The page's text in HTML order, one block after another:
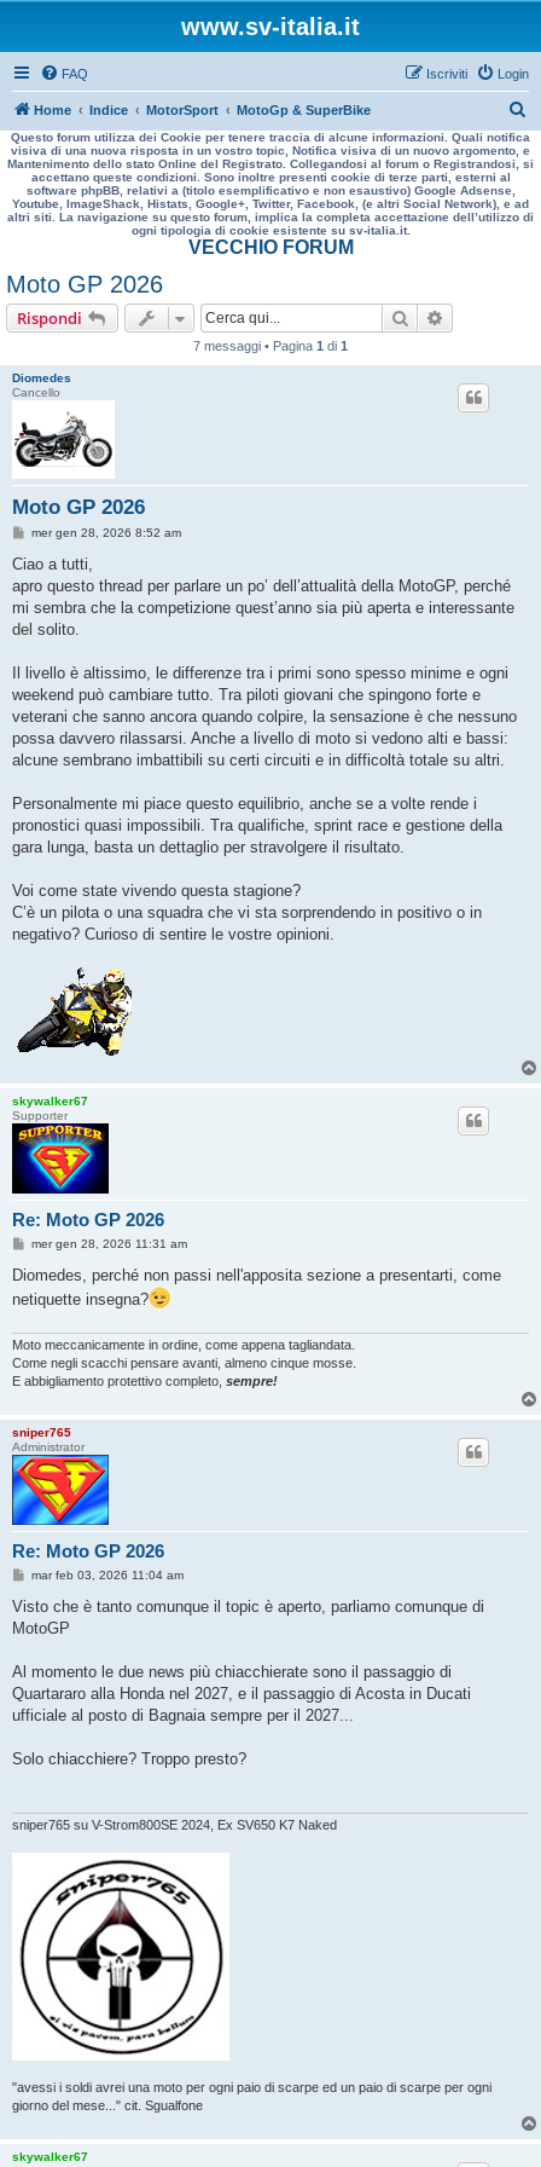
www.sv-italia.it
FAQ Login
Iscriviti
Home Indice MotorSport MotoGp & SuperBike
e
r
a
Questo forum utilizza dei Cookie per tenere traccia di alcune informazioni. Quali notifica
visiva di una nuova risposta in un vostro topic, Notifica visiva di un nuovo argomento, e
Mantenimento dello stato Online del Registrato. Collegandosi al forum o Registrandosi, si
accettano queste condizioni. Sono inoltre presenti cookie di terze parti, esterni al
software phpBB, relativi a (titolo esemplificativo e non esaustivo) Google Adsense,
Youtube, ImageShack, Histats, Google+, Twitter, Facebook, (e altri Social Network), e ad
altri siti. La navigazione su questo forum, implica la completa accettazione dell’utilizzo di
ogni tipologia di cookie esistente su sv-italia.it.
VECCHIO FORUM
Moto GP 2026
Rispondi Cerca
7 messaggi • Pagina 1 di 1
Diomedes
Cancello
Moto GP 2026
M
s
a
g
i
mer gen 28, 2026 8:52 am
Ciao a tutti,
apro questo thread per parlare un po’ dell’attualità della MotoGP, perché
mi sembra che la competizione quest’anno sia più aperta e interessante
del solito.
Il livello è altissimo, le differenze tra i primi sono spesso minime e ogni
weekend può cambiare tutto. Tra piloti giovani che spingono forte e
veterani che sanno ancora quando colpire, la sensazione è che nessuno
possa davvero rilassarsi. Anche a livello di moto si vedono alti e bassi:
alcune sembrano imbattibili su certi circuiti e in difficoltà totale su altri.
Personalmente mi piace questo equilibrio, anche se a volte rende i
pronostici quasi impossibili. Tra qualifiche, sprint race e gestione della
gara lunga, basta un dettaglio per stravolgere il risultato.
Voi come state vivendo questa stagione?
C’è un pilota o una squadra che vi sta sorprendendo in positivo o in
negativo? Curioso di sentire le vostre opinioni.
skywalker67
Supporter
Re: Moto GP 2026
M
s
a
i
o
mer gen 28, 2026 11:31 am
Diomedes, perché non passi nell'apposita sezione a presentarti, come
netiquette insegna?
Moto meccanicamente in ordine, come appena tagliandata.
Come negli scacchi pensare avanti, almeno cinque mosse.
E abbigliamento protettivo completo, sempre!
sniper765
Administrator
Re: Moto GP 2026
M
s
a
o
mar feb 03, 2026 11:04 am
Visto che è tanto comunque il topic è aperto, parliamo comunque di
MotoGP
Al momento le due news più chiacchierate sono il passaggio di
Quartararo alla Honda nel 2027, e il passaggio di Acosta in Ducati
ufficiale al posto di Bagnaia sempre per il 2027...
Solo chiacchiere? Troppo presto?
sniper765 su V-Strom800SE 2024, Ex SV650 K7 Naked
"avessi i soldi avrei una moto per ogni paio di scarpe ed un paio di scarpe per ogni
giorno del mese..." cit. Sgualfone
skywalker67